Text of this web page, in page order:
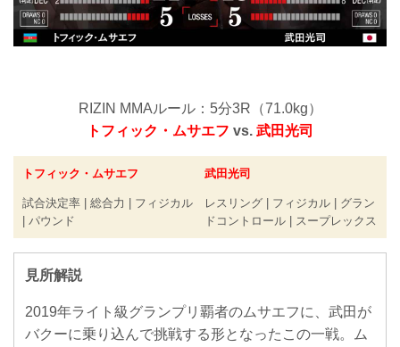
RIZIN MMAルール：5分3R（71.0kg）
トフィック・ムサエフ vs. 武田光司
トフィック・ムサエフ
試合決定率 | 総合力 | フィジカル
| パウンド
武田光司
レスリング | フィジカル | グラン
ドコントロール | スープレックス
見所解説
2019年ライト級グランプリ覇者のムサエフに、武田が
バクーに乗り込んで挑戦する形となったこの一戦。ム